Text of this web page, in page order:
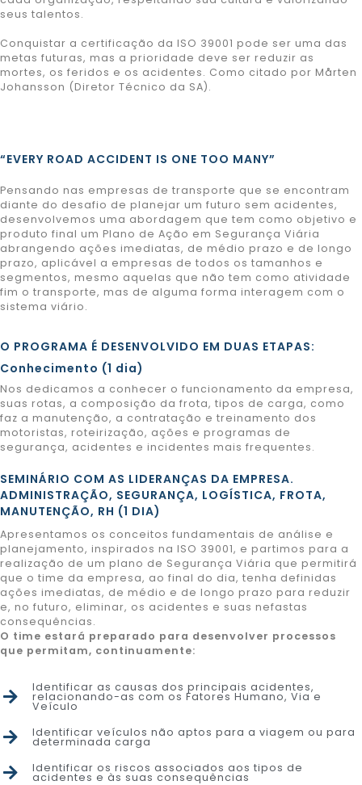
seus talentos.
Conquistar a certificação da ISO 39001 pode ser uma das
metas futuras, mas a prioridade deve ser reduzir as
mortes, os feridos e os acidentes. Como citado por Mårten
Johansson (Diretor Técnico da SA).
“EVERY ROAD ACCIDENT IS ONE TOO MANY”
Pensando nas empresas de transporte que se encontram
diante do desafio de planejar um futuro sem acidentes,
desenvolvemos uma abordagem que tem como objetivo e
produto final um Plano de Ação em Segurança Viária
abrangendo ações imediatas, de médio prazo e de longo
prazo, aplicável a empresas de todos os tamanhos e
segmentos, mesmo aquelas que não tem como atividade
fim o transporte, mas de alguma forma interagem com o
sistema viário.
O PROGRAMA É DESENVOLVIDO EM DUAS ETAPAS:
Conhecimento (1 dia)
Nos dedicamos a conhecer o funcionamento da empresa,
suas rotas, a composição da frota, tipos de carga, como
faz a manutenção, a contratação e treinamento dos
motoristas, roteirização, ações e programas de
segurança, acidentes e incidentes mais frequentes.
SEMINÁRIO COM AS LIDERANÇAS DA EMPRESA.
ADMINISTRAÇÃO, SEGURANÇA, LOGÍSTICA, FROTA,
MANUTENÇÃO, RH (1 DIA)
Apresentamos os conceitos fundamentais de análise e
planejamento, inspirados na ISO 39001, e partimos para a
realização de um plano de Segurança Viária que permitirá
que o time da empresa, ao final do dia, tenha definidas
ações imediatas, de médio e de longo prazo para reduzir
e, no futuro, eliminar, os acidentes e suas nefastas
consequências.
O time estará preparado para desenvolver processos
que permitam, continuamente:
Identificar as causas dos principais acidentes,
relacionando-as com os Fatores Humano, Via e
Veículo
Identificar veículos não aptos para a viagem ou para
determinada carga
Identificar os riscos associados aos tipos de
acidentes e às suas consequências